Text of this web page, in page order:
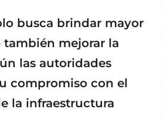
busca brindar mayor
también mejorar la
las autoridades
compromiso con el
la infraestructura